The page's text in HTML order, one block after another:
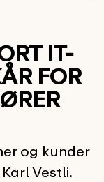
IT-
FOR
og kunder
Vestli.